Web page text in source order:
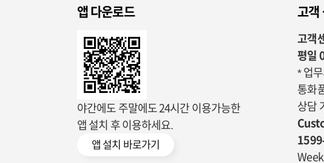
앱 다운로드
야간에도 주말에도 24시간 이용가능한
앱 설치 후 이용하세요.
앱 설치 바로가기
고객
고객
평일
* 업
통화
상담